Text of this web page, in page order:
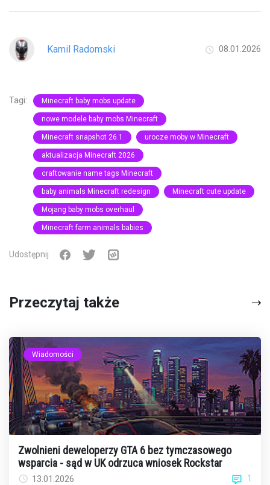
Kamil Radomski 08.01.2026
Tagi: Minecraft baby mobs update
nowe modele baby mobs Minecraft
Minecraft snapshot 26.1 urocze moby w Minecraft
aktualizacja Minecraft 2026
craftowanie name tags Minecraft
baby animals Minecraft redesign Minecraft cute update
Mojang baby mobs overhaul
Minecraft farm animals babies
Udostępnij
Przeczytaj także
Wiadomości
Zwolnieni deweloperzy GTA 6 bez tymczasowego
wsparcia - sąd w UK odrzuca wniosek Rockstar
13.01.2026 1